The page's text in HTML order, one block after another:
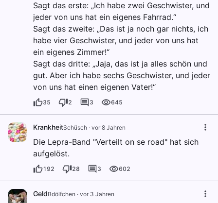
Sagt das erste: „Ich habe zwei Geschwister, und
jeder von uns hat ein eigenes Fahrrad.“
Sagt das zweite: „Das ist ja noch gar nichts, ich
habe vier Geschwister, und jeder von uns hat
ein eigenes Zimmer!“
Sagt das dritte: „Jaja, das ist ja alles schön und
gut. Aber ich habe sechs Geschwister, und jeder
von uns hat einen eigenen Vater!“
35 2 3 645
KrankheitSchüsch · vor 8 Jahren
Die Lepra-Band "Verteilt on se road" hat sich
aufgelöst.
192 28 3 602
GeldBdölfchen · vor 3 Jahren